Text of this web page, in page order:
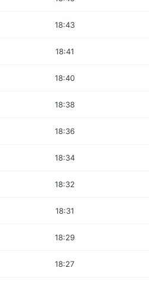
18:43
18:41
18:40
18:38
18:36
18:34
18:32
18:31
18:29
18:27